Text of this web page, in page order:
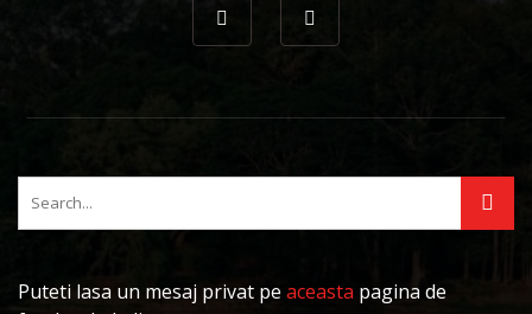
Puteti lasa un mesaj privat pe aceasta pagina de